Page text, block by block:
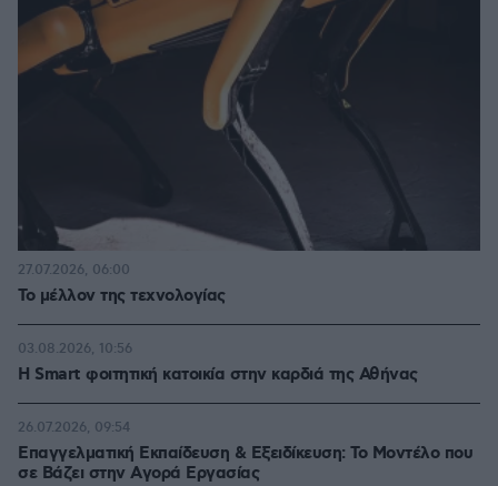
Το μέλλον της τεχνολογίας
27.07.2026, 06:00
Η Smart φοιτητική κατοικία στην καρδιά της Αθήνας
03.08.2026, 10:56
Επαγγελματική Εκπαίδευση & Εξειδίκευση: Το Mοντέλο που
σε Bάζει στην Aγορά Eργασίας
26.07.2026, 09:54